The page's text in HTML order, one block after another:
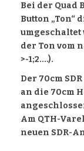
Bei der Quad
Button „Ton“
umgeschaltet
der Ton vom
>-1;2.…).
Der 70cm
an die 70cm
Am QTH-
neuen SDR-